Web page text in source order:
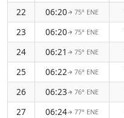
22
06:20↑ 75° ENE
23
06:20↑ 75° ENE
24
06:21 ↑ 75° ENE
25
06:22↑ 76° ENE
26
06:23↑ 76° ENE
27
06:24↑ 77° ENE